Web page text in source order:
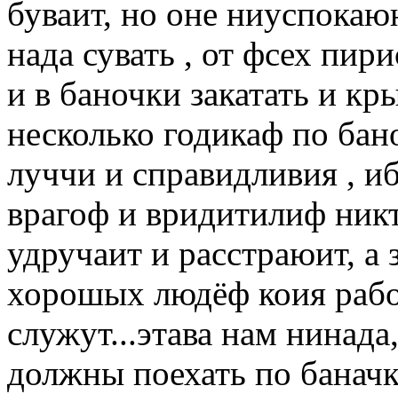
буваит, но оне
нада сувать , от фсех
и в баночки закатать и
несколько годикаф по
луччи и справидливия ,
врагоф и вридитилиф
удручаит и расстраюит, а
хорошых людёф коия
служут...этава нам
должны поехать по